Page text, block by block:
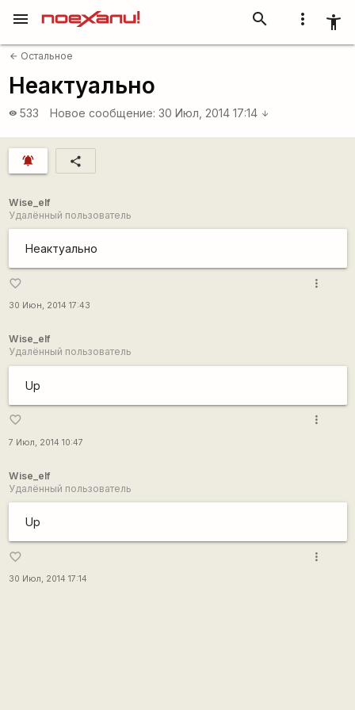
more_vert accessibility_new
search
menu
arrow_back Остальное
Неактуально
visibility 533 Новое сообщение: 30 Июл, 2014 17:14 arrow_downward
notifications_active share
Wise_elf
Удалённый пользователь
Неактуально
favorite_border
30 Июн, 2014 17:43
more_vert
Wise_elf
Удалённый пользователь
Up
favorite_border
7 Июл, 2014 10:47
more_vert
Wise_elf
Удалённый пользователь
Up
favorite_border
30 Июл, 2014 17:14
more_vert